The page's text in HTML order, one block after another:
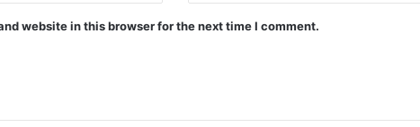
website in this browser for the next time I comment.